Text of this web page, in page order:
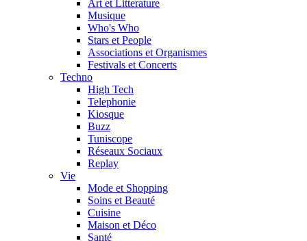
Art et Litterature
Musique
Who's Who
Stars et People
Associations et Organismes
Festivals et Concerts
Techno
High Tech
Telephonie
Kiosque
Buzz
Tuniscope
Réseaux Sociaux
Replay
Vie
Mode et Shopping
Soins et Beauté
Cuisine
Maison et Déco
Santé